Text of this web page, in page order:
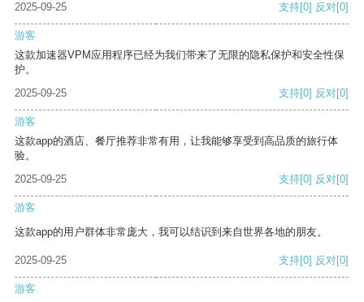
2025-09-25
支持[0] 反对[0]
游客
这款加速器VPM应用程序已经为我们带来了无限的隐私保护和安全性保
护。
2025-09-25
支持[0] 反对[0]
游客
这款app的酒店、餐厅推荐非常有用，让我能够享受到高品质的旅行体
验。
2025-09-25
支持[0] 反对[0]
游客
这款app的用户群体非常庞大，我可以结识到来自世界各地的朋友。
2025-09-25 支持[0] 反对[0]
游客